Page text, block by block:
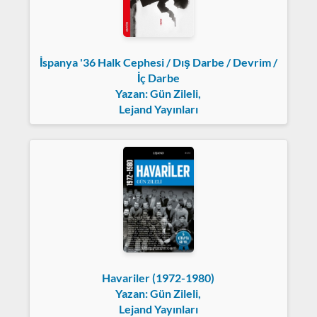
İspanya '36 Halk Cephesi / Dış Darbe / Devrim /
İç Darbe
Yazan: Gün Zileli,
Lejand Yayınları
Havariler (1972-1980)
Yazan: Gün Zileli,
Lejand Yayınları